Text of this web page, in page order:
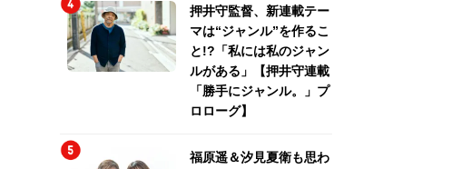
押井守監督、新連載テー
マは“ジャンル”を作るこ
と!?「私には私のジャン
ルがある」【押井守連載
「勝手にジャンル。」プ
ロローグ】
福原遥＆汐見夏衛も思わ